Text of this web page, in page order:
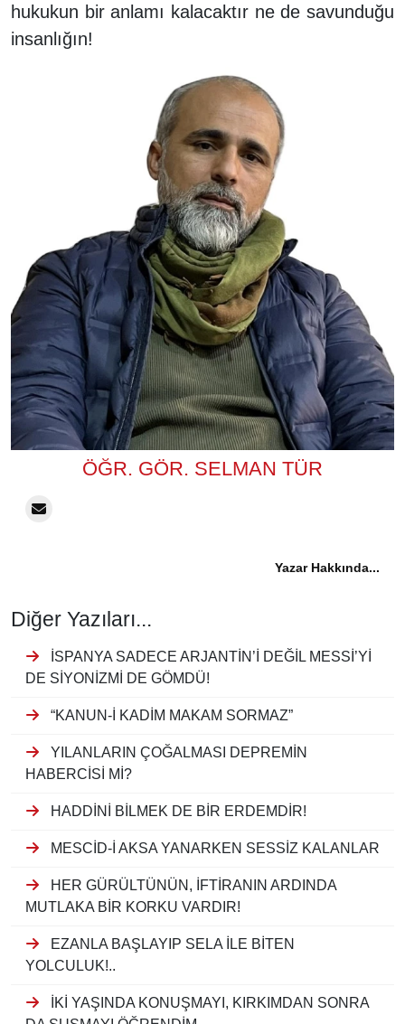
hukukun bir anlamı kalacaktır ne de savunduğu
insanlığın!
ÖĞR. GÖR. SELMAN TÜR
Yazar Hakkında...
Diğer Yazıları...
İSPANYA SADECE ARJANTİN’İ DEĞİL MESSİ’Yİ
DE SİYONİZMİ DE GÖMDÜ!
“KANUN-İ KADİM MAKAM SORMAZ”
YILANLARIN ÇOĞALMASI DEPREMİN
HABERCİSİ Mİ?
HADDİNİ BİLMEK DE BİR ERDEMDİR!
MESCİD-İ AKSA YANARKEN SESSİZ KALANLAR
HER GÜRÜLTÜNÜN, İFTİRANIN ARDINDA
MUTLAKA BİR KORKU VARDIR!
EZANLA BAŞLAYIP SELA İLE BİTEN
YOLCULUK!..
İKİ YAŞINDA KONUŞMAYI, KIRKIMDAN SONRA